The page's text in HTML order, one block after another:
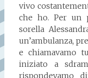
vivo
che ho. Per un
sorella
un’ambulanza,
e chiamavamo
iniziato a
rispondevamo